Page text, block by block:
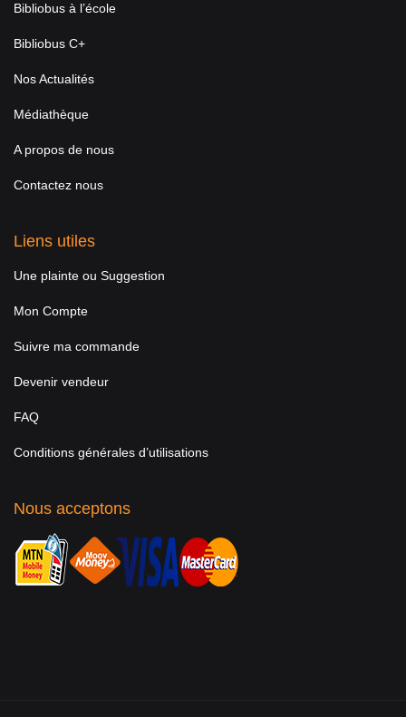
Bibliobus à l’école
Bibliobus C+
Nos Actualités
Médiathèque
A propos de nous
Contactez nous
Liens utiles
Une plainte ou Suggestion
Mon Compte
Suivre ma commande
Devenir vendeur
FAQ
Conditions générales d’utilisations
Nous acceptons